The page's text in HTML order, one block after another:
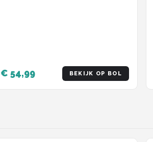
€ 54,99 BEKIJK OP BOL